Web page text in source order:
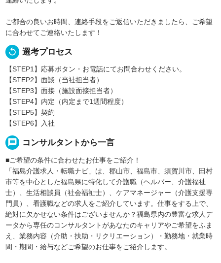
ご都合の良いお時間、連絡手段をご返信いただきましたら、ご希望
に合わせてご連絡いたします！
replay 選考プロセス
【STEP1】応募ボタン・お電話にてお問合わせください。
【STEP2】面談（当社担当者）
【STEP3】面接（施設面接担当者）
【STEP4】内定（内定まで1週間程度）
【STEP5】契約
【STEP6】入社
message コンサルタントから一言
■ご希望の条件に合わせたお仕事をご紹介！
「福島介護求人・転職ナビ」は、郡山市、福島市、須賀川市、田村
市等を中心とした福島県に特化して介護職（ヘルパー、介護福祉
士）、生活相談員（社会福祉士）、ケアマネージャー（介護支援専
門員）、看護職などの求人をご紹介しています。仕事をする上で、
絶対に欠かせない条件はございませんか？福島県内の豊富な求人デ
ータから専任のコンサルタントがあなたのキャリアやご希望をふま
え、業務内容（介助・扶助・リクリエーション）・勤務地・就業時
間・期間・給与などご希望のお仕事をご紹介します。